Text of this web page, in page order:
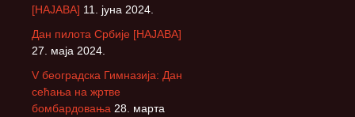
[НАЈАВА] 11. јуна 2024.
Дан пилота Србије [НАЈАВА]
27. маја 2024.
V београдска Гимназија: Дан
сећања на жртве
бомбардовања 28. марта